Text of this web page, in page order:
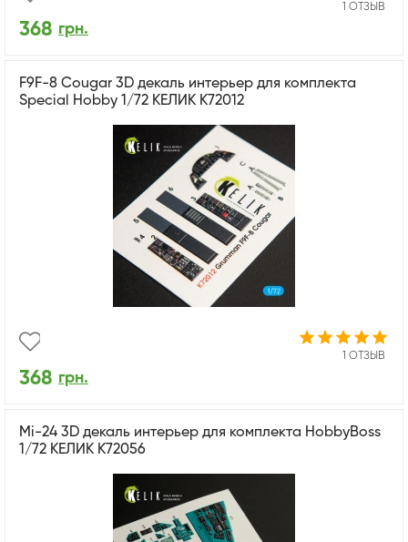
1 ОТЗЫВ
368 грн.
F9F-8 Cougar 3D декаль интерьер для комплекта
Special Hobby 1/72 КЕЛИК K72012
1 ОТЗЫВ
368 грн.
Mi-24 3D декаль интерьер для комплекта HobbyBoss
1/72 КЕЛИК K72056